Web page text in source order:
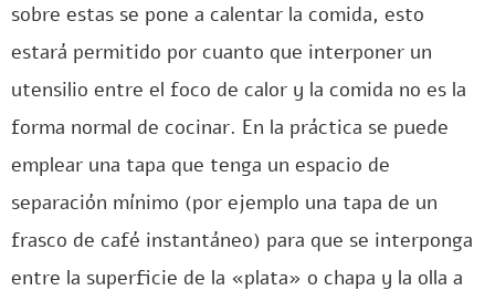
sobre estas se pone a calentar la comida, esto
estará permitido por cuanto que interponer un
utensilio entre el foco de calor y la comida no es la
forma normal de cocinar. En la práctica se puede
emplear una tapa que tenga un espacio de
separación mínimo (por ejemplo una tapa de un
frasco de café instantáneo) para que se interponga
entre la superficie de la «plata» o chapa y la olla a